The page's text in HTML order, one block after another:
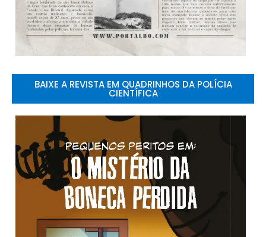
BAIXE A REVISTA EM QUADRINHOS DA POLÍCIA
CIENTÍFICA